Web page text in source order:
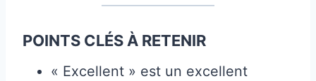
POINTS CLÉS À RETENIR
« Excellent » est un excellent